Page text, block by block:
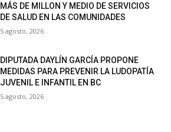
MÁS DE MILLON Y MEDIO DE SERVICIOS
DE SALUD EN LAS COMUNIDADES
5 agosto, 2026
DIPUTADA DAYLÍN GARCÍA PROPONE
MEDIDAS PARA PREVENIR LA LUDOPATÍA
JUVENIL E INFANTIL EN BC
5 agosto, 2026